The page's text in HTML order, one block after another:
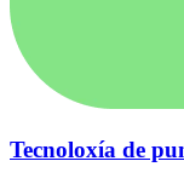
Tecnoloxía de